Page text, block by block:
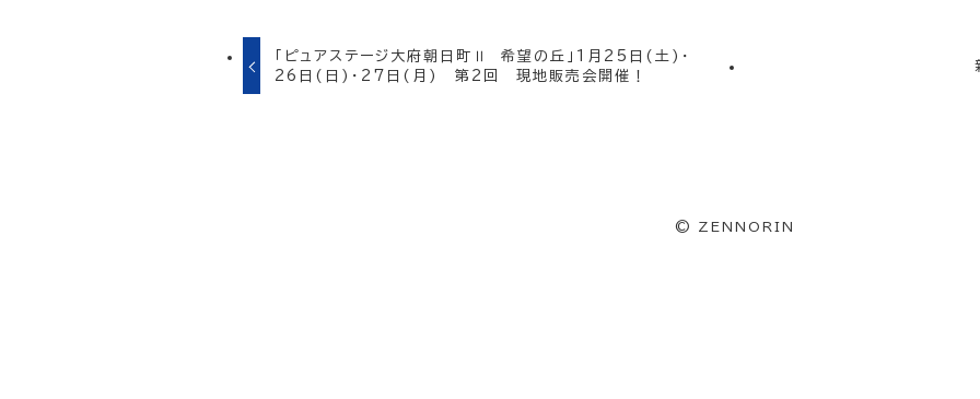
「ピュアステージ大府朝日町Ⅱ 希望の丘」1月25日(土)・
26日(日)・27日(月) 第2回 現地販売会開催！
© ZENNORIN